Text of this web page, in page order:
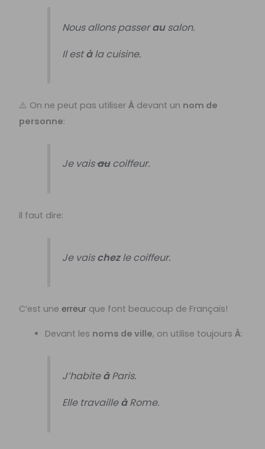
Nous allons passerausalon.
Il estàla cuisine.
⚠️ On ne peut pas utiliserÀ devant un nom de
personne:
Je vaisau coiffeur.
Il faut dire:
Je vaischezle coiffeur.
C’est une erreur que font beaucoup de Français!
Devant les noms de ville, on utilise toujours À:
J’habiteàParis.
Elle travailleàRome.